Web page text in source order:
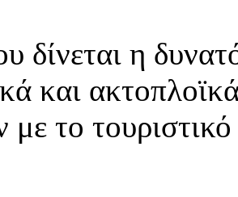
δίνεται η
και
με το